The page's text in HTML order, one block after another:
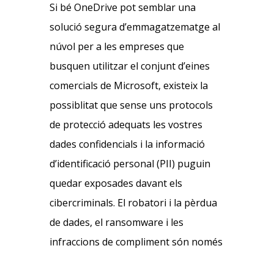
Si bé OneDrive pot semblar una
solució segura d’emmagatzematge al
núvol per a les empreses que
busquen utilitzar el conjunt d’eines
comercials de Microsoft, existeix la
possiblitat que sense uns protocols
de protecció adequats les vostres
dades confidencials i la informació
d’identificació personal (PII) puguin
quedar exposades davant els
cibercriminals. El robatori i la pèrdua
de dades, el ransomware i les
infraccions de compliment són només